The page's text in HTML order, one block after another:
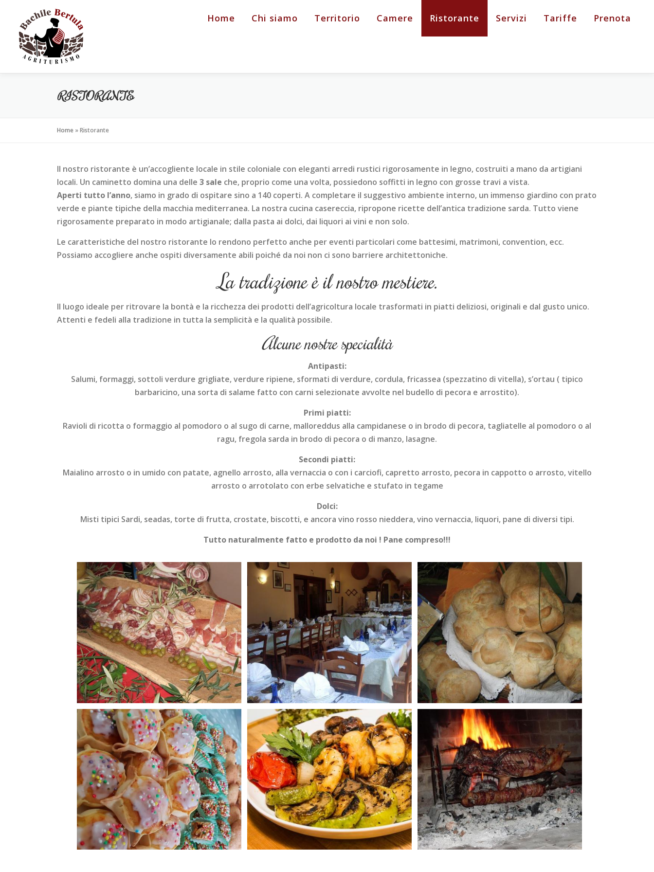
contenuto
Home Chi siamo Territorio Camere Ristorante Servizi Tariffe Prenota
RISTORANTE
Home »Ristorante
Il nostro ristorante è un’accogliente locale in stile coloniale con eleganti arredi rustici rigorosamente in legno, costruiti a mano da artigiani
locali. Un caminetto domina una delle 3 sale che, proprio come una volta, possiedono soffitti in legno con grosse travi a vista.
Aperti tutto l’anno, siamo in grado di ospitare sino a 140 coperti. A completare il suggestivo ambiente interno, un immenso giardino con prato
verde e piante tipiche della macchia mediterranea. La nostra cucina casereccia, ripropone ricette dell’antica tradizione sarda. Tutto viene
rigorosamente preparato in modo artigianale; dalla pasta ai dolci, dai liquori ai vini e non solo.
Le caratteristiche del nostro ristorante lo rendono perfetto anche per eventi particolari come battesimi, matrimoni, convention, ecc.
Possiamo accogliere anche ospiti diversamente abili poiché da noi non ci sono barriere architettoniche.
La tradizione è il nostro mestiere.
Il luogo ideale per ritrovare la bontà e la ricchezza dei prodotti dell’agricoltura locale trasformati in piatti deliziosi, originali e dal gusto unico.
Attenti e fedeli alla tradizione in tutta la semplicità e la qualità possibile.
Alcune nostre specialità
Antipasti:
Salumi, formaggi, sottoli verdure grigliate, verdure ripiene, sformati di verdure, cordula, fricassea (spezzatino di vitella), s’ortau ( tipico
barbaricino, una sorta di salame fatto con carni selezionate avvolte nel budello di pecora e arrostito).
Primi piatti:
Ravioli di ricotta o formaggio al pomodoro o al sugo di carne, malloreddus alla campidanese o in brodo di pecora, tagliatelle al pomodoro o al
ragu, fregola sarda in brodo di pecora o di manzo, lasagne.
Secondi piatti:
Maialino arrosto o in umido con patate, agnello arrosto, alla vernaccia o con i carciofi, capretto arrosto, pecora in cappotto o arrosto, vitello
arrosto o arrotolato con erbe selvatiche e stufato in tegame
Dolci:
Misti tipici Sardi, seadas, torte di frutta, crostate, biscotti, e ancora vino rosso nieddera, vino vernaccia, liquori, pane di diversi tipi.
Tutto naturalmente fatto e prodotto da noi ! Pane compreso!!!